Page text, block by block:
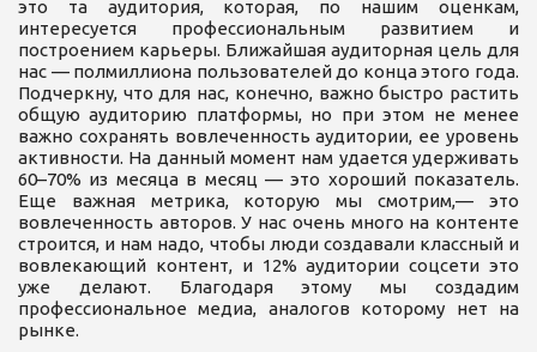
это та аудитория, которая, по нашим оценкам,
интересуется профессиональным развитием и
построением карьеры. Ближайшая аудиторная цель для
нас — полмиллиона пользователей до конца этого года.
Подчеркну, что для нас, конечно, важно быстро растить
общую аудиторию платформы, но при этом не менее
важно сохранять вовлеченность аудитории, ее уровень
активности. На данный момент нам удается удерживать
60–70% из месяца в месяц — это хороший показатель.
Еще важная метрика, которую мы смотрим,— это
вовлеченность авторов. У нас очень много на контенте
строится, и нам надо, чтобы люди создавали классный и
вовлекающий контент, и 12% аудитории соцсети это
уже делают. Благодаря этому мы создадим
профессиональное медиа, аналогов которому нет на
рынке.